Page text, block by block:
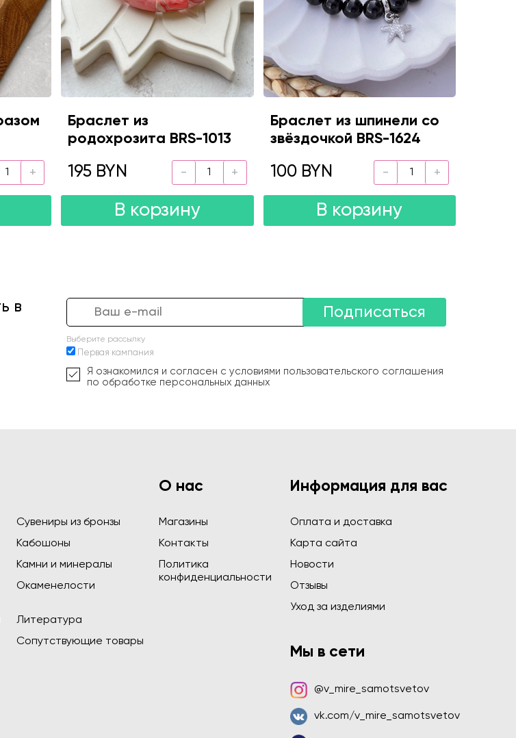
Браслет из
родохрозита BRS-1013
195 BYN
В корзину
Браслет из шпинели со
звёздочкой BRS-1624
100 BYN
В корзину
в
Подписаться
Выберите рассылку
Первая кампания
Я ознакомился и согласен с условиями пользовательского соглашения
по обработке персональных данных
Сувениры из бронзы
Кабошоны
Камни и минералы
Окаменелости
Литература
Сопутствующие товары
О нас
Магазины
Контакты
Политика
конфиденциальности
Информация для вас
Оплата и доставка
Карта сайта
Новости
Отзывы
Уход за изделиями
Мы в сети
@v_mire_samotsvetov
vk.com/v_mire_samotsvetov